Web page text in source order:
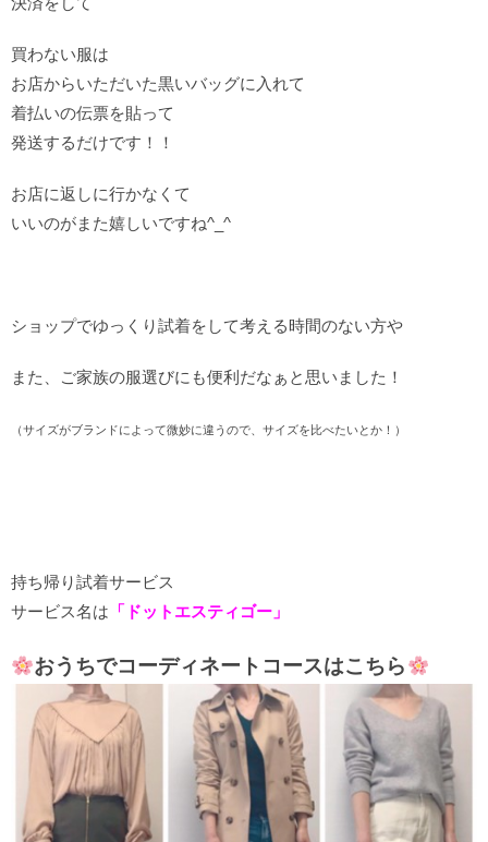
買わない服は
お店からいただいた黒いバッグに入れて
着払いの伝票を貼って
発送するだけです！！
お店に返しに行かなくて
いいのがまた嬉しいですね^_^
ショップでゆっくり試着をして考える時間のない方や
また、ご家族の服選びにも便利だなぁと思いました！
（サイズがブランドによって微妙に違うので、サイズを比べたいとか！）
持ち帰り試着サービス
サービス名は 「ドットエスティゴー」
おうちでコーディネートコースはこちら